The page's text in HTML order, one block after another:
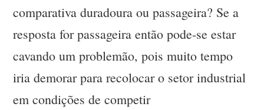
comparativa duradoura ou passageira? Se a
resposta for passageira então pode-se estar
cavando um problemão, pois muito tempo
iria demorar para recolocar o setor industrial
em condições de competir